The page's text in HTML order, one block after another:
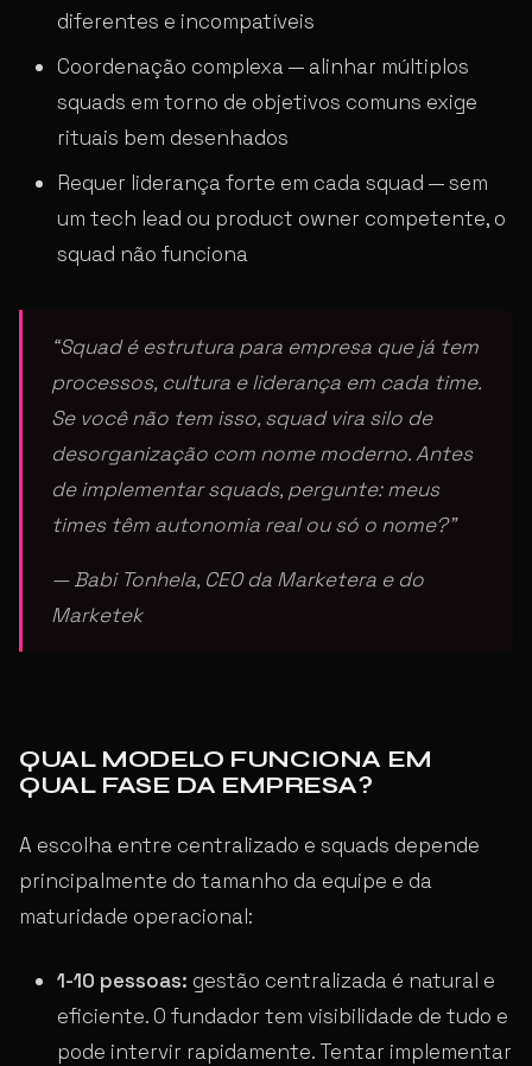
diferentes e incompatíveis
Coordenação complexa — alinhar múltiplos
squads em torno de objetivos comuns exige
rituais bem desenhados
Requer liderança forte em cada squad — sem
um tech lead ou product owner competente, o
squad não funciona
“Squad é estrutura para empresa que já tem
processos, cultura e liderança em cada time.
Se você não tem isso, squad vira silo de
desorganização com nome moderno. Antes
de implementar squads, pergunte: meus
times têm autonomia real ou só o nome?”
— Babi Tonhela, CEO da Marketera e do
Marketek
QUAL MODELO FUNCIONA EM
QUAL FASE DA EMPRESA?
A escolha entre centralizado e squads depende
principalmente do tamanho da equipe e da
maturidade operacional:
1-10 pessoas: gestão centralizada é natural e
eficiente. O fundador tem visibilidade de tudo e
pode intervir rapidamente. Tentar implementar